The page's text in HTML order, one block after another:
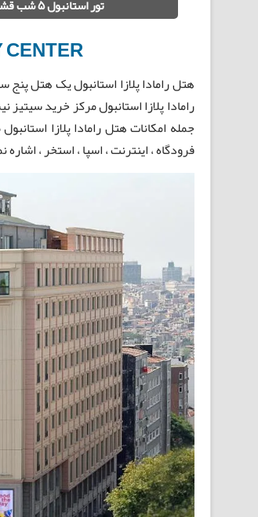
تور استانبول 5 شب قشم ایر
هتل رامادا پلازا استانبول یک هتل
فرودگاه ، اینترنت ، اسپا ، استخر ، اشاره